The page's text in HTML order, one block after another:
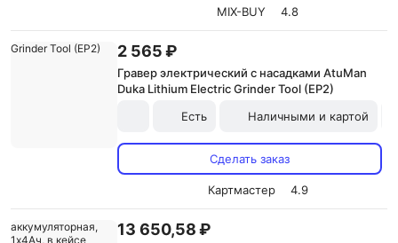
MIX-BUY 4.8
2 565 ₽
Гравер электрический с насадками AtuMan
Duka Lithium Electric Grinder Tool (EP2)
Есть
Наличными и картой
Сделать заказ
Картмастер 4.9
13 650,58 ₽